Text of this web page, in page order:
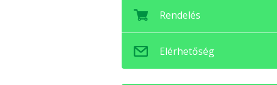
Rendelés
Elérhetőség